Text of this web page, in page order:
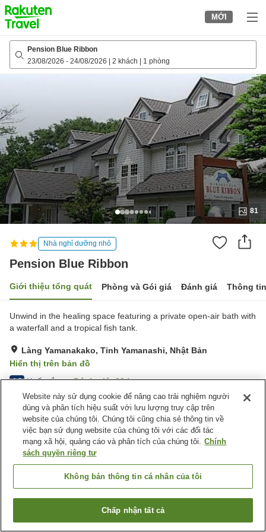
to
top
page
MỚI
Pension Blue Ribbon
23/08/2026 - 24/08/2026 2 khách 1 phòng
81
Nhà nghỉ dưỡng nhỏ
Pension Blue Ribbon
Giới thiệu tổng quát Phòng và Gói giá Đánh giá Thông
Unwind in the healing space featuring a private open-air bath with
a waterfall and a tropical fish tank.
Làng Yamanakako, Tỉnh Yamanashi, Nhật Bản
Hiển thị trên bản đồ
4.8 Xuất sắc Đánh giá:20lượt
Tiện nghi chỗ nghỉ
Bãi đỗ xe
Lounge
Bar
Nhà Tắm Lộ Thiên (Có
Trang chủ Nhật Bản Tỉnh Yamanashi
Làng Yamanakako
Pension Blue Ribbon
Tìm phòng trống
Website này sử dụng cookie để nâng cao trải nghiệm người
dùng và phân tích hiệu suất với lưu lượng truy cập trên
website của chúng tôi. Chúng tôi cũng chia sẻ thông tin về
việc bạn sử dụng website của chúng tôi với các đối tác
mạng xã hội, quảng cáo và phân tích của chúng tôi. Chính
sách quyền riêng tư
Không bán thông tin cá nhân của tôi
Chấp nhận tất cả